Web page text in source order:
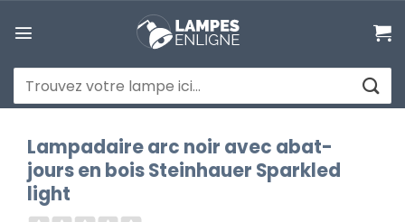
au
Recherche
pour :
Lampadaire arc noir avec abat-
jours en bois Steinhauer Sparkled
light